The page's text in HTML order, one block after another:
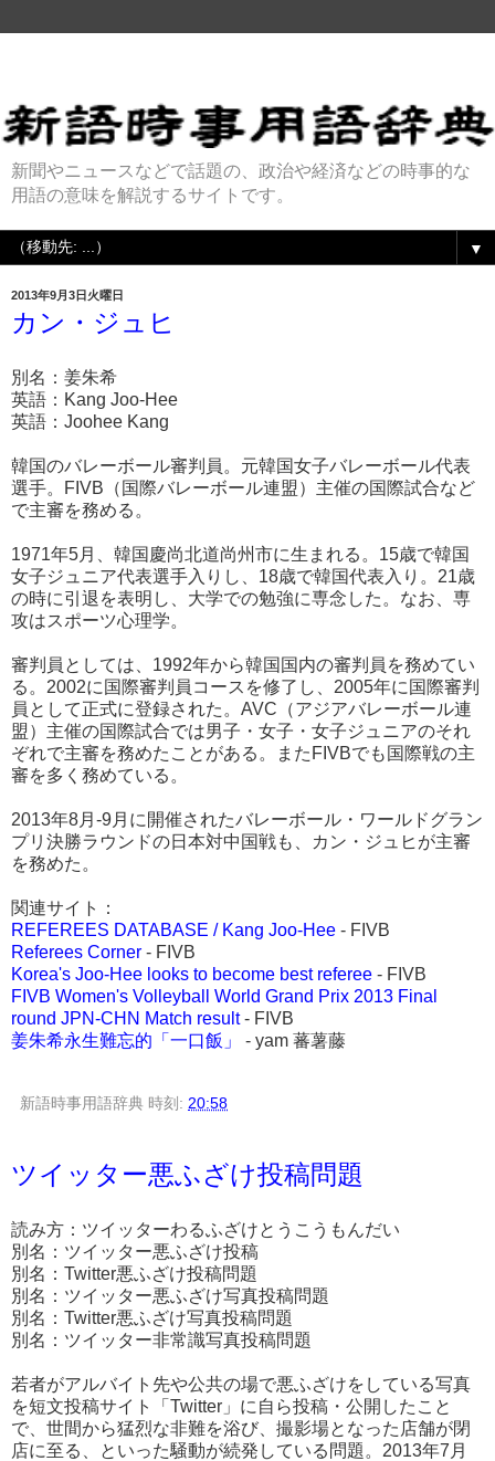
新聞やニュースなどで話題の、政治や経済などの時事的な
用語の意味を解説するサイトです。
▼
2013年9月3日火曜日
カン・ジュヒ
別名：姜朱希
英語：Kang Joo-Hee
英語：Joohee Kang
韓国のバレーボール審判員。元韓国女子バレーボール代表
選手。FIVB（国際バレーボール連盟）主催の国際試合など
で主審を務める。
1971年5月、韓国慶尚北道尚州市に生まれる。15歳で韓国
女子ジュニア代表選手入りし、18歳で韓国代表入り。21歳
の時に引退を表明し、大学での勉強に専念した。なお、専
攻はスポーツ心理学。
審判員としては、1992年から韓国国内の審判員を務めてい
る。2002に国際審判員コースを修了し、2005年に国際審判
員として正式に登録された。AVC（アジアバレーボール連
盟）主催の国際試合では男子・女子・女子ジュニアのそれ
ぞれで主審を務めたことがある。またFIVBでも国際戦の主
審を多く務めている。
2013年8月-9月に開催されたバレーボール・ワールドグラン
プリ決勝ラウンドの日本対中国戦も、カン・ジュヒが主審
を務めた。
関連サイト：
REFEREES DATABASE / Kang Joo-Hee - FIVB
Referees Corner - FIVB
Korea's Joo-Hee looks to become best referee - FIVB
FIVB Women's Volleyball World Grand Prix 2013 Final
round JPN-CHN Match result- FIVB
姜朱希永生難忘的「一口飯」
- yam 蕃薯藤
新語時事用語辞典 時刻: 20:58
ツイッター悪ふざけ投稿問題
読み方：ツイッターわるふざけとうこうもんだい
別名：ツイッター悪ふざけ投稿
別名：Twitter悪ふざけ投稿問題
別名：ツイッター悪ふざけ写真投稿問題
別名：Twitter悪ふざけ写真投稿問題
別名：ツイッター非常識写真投稿問題
若者がアルバイト先や公共の場で悪ふざけをしている写真
を短文投稿サイト「Twitter」に自ら投稿・公開したこと
で、世間から猛烈な非難を浴び、撮影場となった店舗が閉
店に至る、といった騒動が続発している問題。2013年7月